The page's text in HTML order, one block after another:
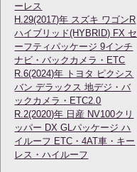
ーレス
H.29(2017)年 スズキ ワゴンR
ハイブリッド(HYBRID) FX セ
ーフティパッケージ 9インチ
ナビ・バックカメラ・ETC
R.6(2024)年 トヨタ ピクシス
バン デラックス 地デジ・バ
ックカメラ・ETC2.0
R.2(2020)年 日産 NV100クリ
ッパー DX GLパッケージ ハ
イルーフ ETC・4AT車・キー
レス・ハイルーフ